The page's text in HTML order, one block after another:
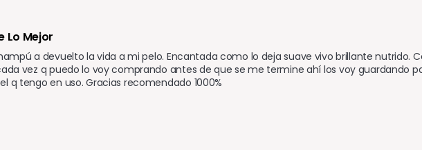
Lo Mejor
a devuelto la vida a mi pelo. Encantada como lo deja suave vivo brillante nutrido.
vez q puedo lo voy comprando antes de que se me termine ahí los voy guardando
q tengo en uso. Gracias recomendado 1000%